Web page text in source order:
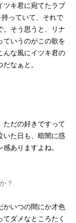
ツキ君に宛てたラブ
っていて、それで
。そう思うと、リナ
ていうのがこの歌を
んな風にイツキ君の
なぁと。
だの好きですって
いた日も、暗闇に惑
ありますよね。
？
かいつの間にか才色
ダメなところたく